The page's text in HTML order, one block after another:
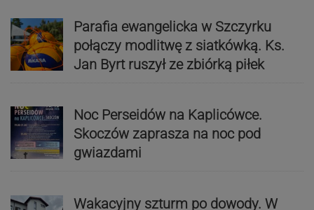
Parafia ewangelicka w Szczyrku
połączy modlitwę z siatkówką. Ks.
Jan Byrt ruszył ze zbiórką piłek
Noc Perseidów na Kaplicówce.
Skoczów zaprasza na noc pod
gwiazdami
Wakacyjny szturm po dowody. W